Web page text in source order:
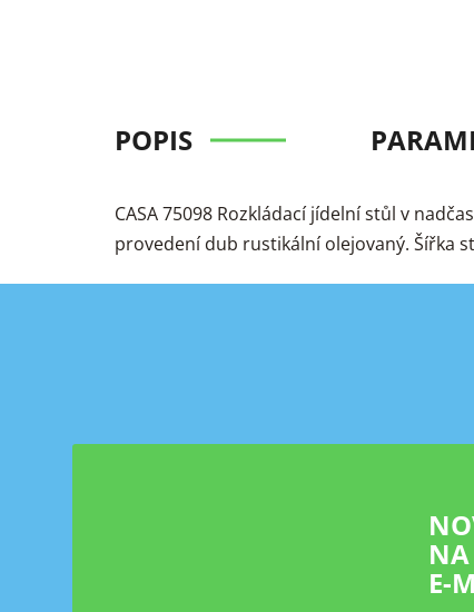
POPIS
CASA 75098 Rozkládací jídelní stůl v
provedení dub rustikální olejovaný. Šířka
E-